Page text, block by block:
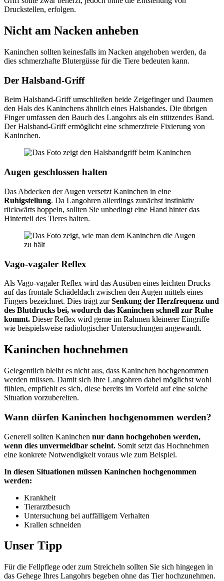
Druckstellen, erfolgen.
Nicht am Nacken anheben
Kaninchen sollten keinesfalls im Nacken angehoben werden, da
dies schmerzhafte Blutergüsse für die Tiere bedeuten kann.
Der Halsband-Griff
Beim Halsband-Griff umschließen beide Zeigefinger und Daumen
den Hals des Kaninchens ähnlich eines Halsbandes. Die übrigen
Finger umfassen den Bauch des Langohrs als ein stützendes Band.
Der Halsband-Griff ermöglicht eine schmerzfreie Fixierung von
Kaninchen.
Augen geschlossen halten
Das Abdecken der Augen versetzt Kaninchen in eine
Ruhigstellung. Da Langohren allerdings zunächst instinktiv
rückwärts hoppeln, sollten Sie unbedingt eine Hand hinter das
Hinterteil des Tieres halten.
Vago-vagaler Reflex
Als Vago-vagaler Reflex wird das Ausüben eines leichten Drucks
auf das frontale Schädeldach zwischen den Augen mittels eines
Fingers bezeichnet. Dies trägt zurSenkung der Herzfrequenz und
des Blutdrucks bei, wodurch das Kaninchen schnell zur Ruhe
kommt. Dieser Reflex wird gerne im Rahmen kleinerer Eingriffe
wie beispielsweise radiologischer Untersuchungen angewandt.
Kaninchen hochnehmen
Gelegentlich bleibt es nicht aus, dass Kaninchen hochgenommen
werden müssen. Damit sich Ihre Langohren dabei möglichst wohl
fühlen, empfiehlt es sich, diese bereits im Vorfeld auf eine solche
Situation vorzubereiten.
Wann dürfen Kaninchen hochgenommen werden?
Generell sollten Kaninchen nur dann hochgehoben werden,
wenn dies unvermeidbar scheint. Somit setzt das Hochnehmen
eine konkrete Notwendigkeit voraus wie zum Beispiel.
In diesen Situationen müssen Kaninchen hochgenommen
werden:
Krankheit
Tierarztbesuch
Untersuchung bei auffälligem Verhalten
Krallen schneiden
Unser Tipp
Für die Fellpflege oder zum Streicheln sollten Sie sich hingegen in
das Gehege Ihres Langohrs begeben ohne das Tier hochzunehmen.